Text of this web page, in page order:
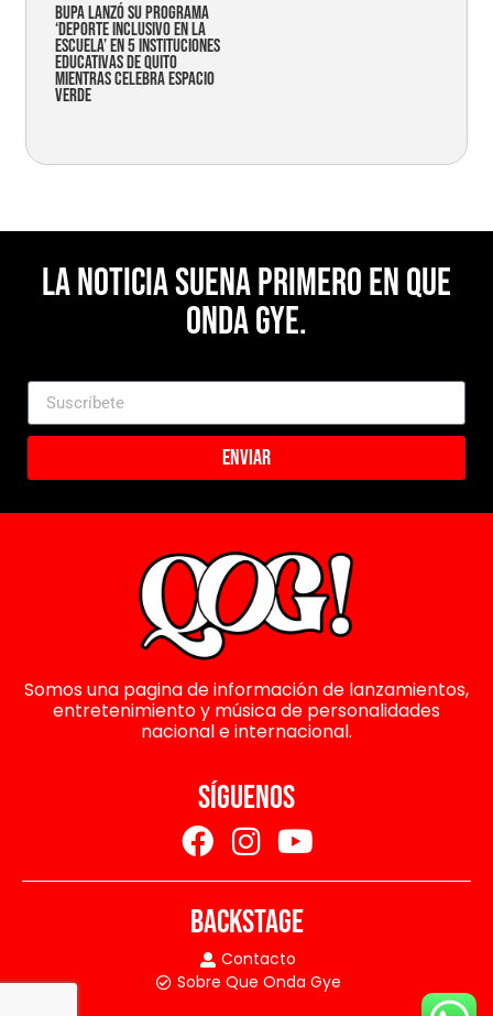
Bupa lanzó su programa
‘Deporte Inclusivo en la
Escuela’ en 5 instituciones
educativas de Quito
mientras celebra espacio
verde
La noticia suena primero en Que
Onda Gye.
Enviar
Somos una pagina de información de lanzamientos,
entretenimiento y música de personalidades
nacional e internacional.
SÍGUENOS
BACKSTAGE
Contacto
Sobre Que Onda Gye